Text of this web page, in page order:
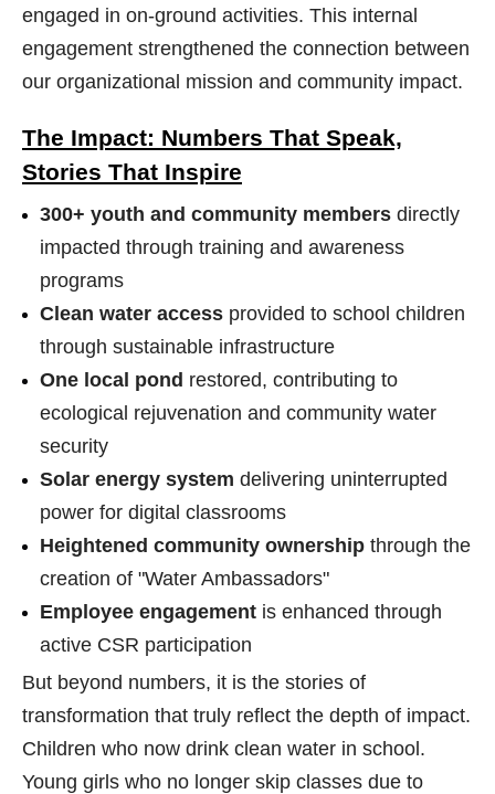
engaged in on-ground activities. This internal
engagement strengthened the connection between
our organizational mission and community impact.
The Impact: Numbers That Speak,
Stories That Inspire
300+ youth and community members directly
impacted through training and awareness
programs
Clean water access provided to school children
through sustainable infrastructure
One local pond restored, contributing to
ecological rejuvenation and community water
security
Solar energy system delivering uninterrupted
power for digital classrooms
Heightened community ownership through the
creation of "Water Ambassadors"
Employee engagement is enhanced through
active CSR participation
But beyond numbers, it is the stories of
transformation that truly reflect the depth of impact.
Children who now drink clean water in school.
Young girls who no longer skip classes due to